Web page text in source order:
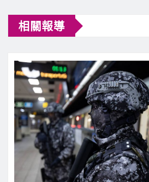
相關報導